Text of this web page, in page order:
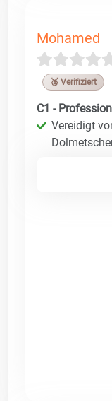
Mohamed
🥉 Verifiziert
C1 -
Vereidigt